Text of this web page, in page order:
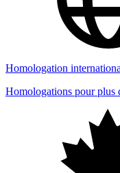
Homologation
Homologations pour plus